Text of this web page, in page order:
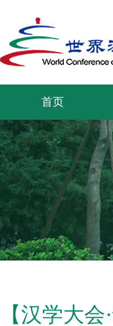
首页
【汉学大